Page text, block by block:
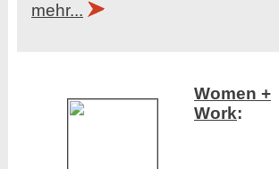
mehr...
Women +
Work: